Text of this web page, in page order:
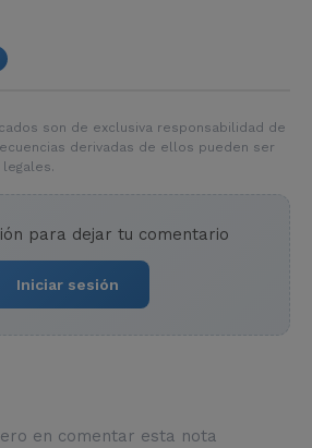
son de exclusiva responsabilidad de
derivadas de ellos pueden ser
para dejar tu comentario
Iniciar sesión
en comentar esta nota